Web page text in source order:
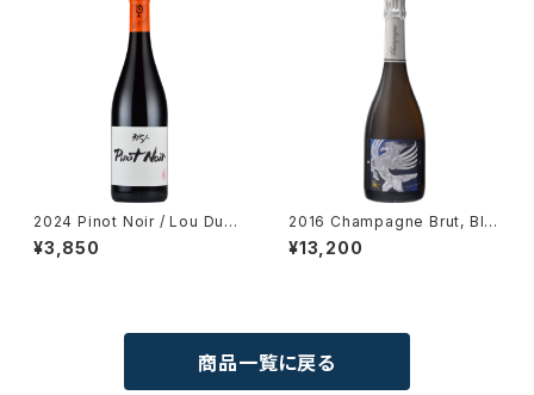
2024 Pinot Noir / Lou Dum
ont (STUDIO GHIBLI collab
oration)
¥3,850
2016 Champagne Brut, Bla
nc de Blancs "PEGASUS" /
Simon-Devaux & Lou Beati
¥13,200
商品一覧に戻る